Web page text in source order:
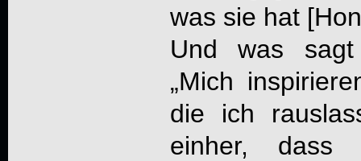
was sie hat
Und was
„Mich
die ich
einher, dass